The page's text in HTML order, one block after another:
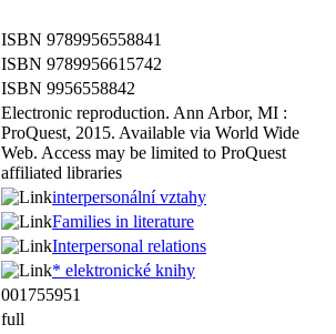
ISBN 9789956558841
ISBN 9789956615742
ISBN 9956558842
Electronic reproduction. Ann Arbor, MI :
ProQuest, 2015. Available via World Wide
Web. Access may be limited to ProQuest
affiliated libraries
interpersonální vztahy
Families in literature
Interpersonal relations
* elektronické knihy
001755951
full